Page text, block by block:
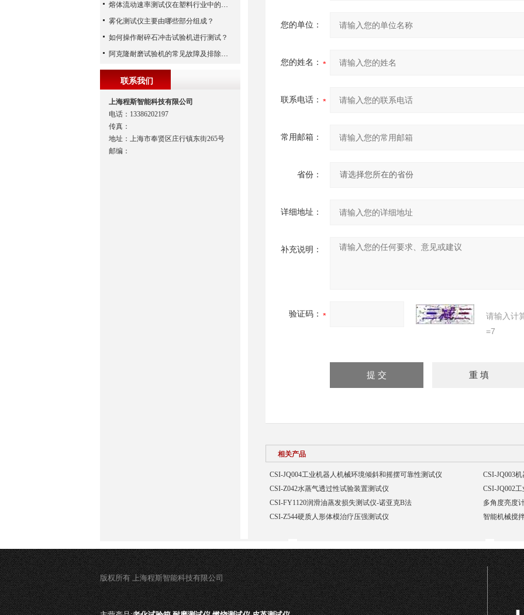
您的单位：
您的姓名：
联系电话：
常用邮箱：
省份：
详细地址：
补充说明：
验证码：
请输入计
=7
相关产品
CSI-JQ004工业机器人机械环境倾斜和摇摆可靠性测试仪
CSI-JQ003
CSI-Z042水蒸气透过性试验装置测试仪
CSI-JQ002
CSI-FY1120润滑油蒸发损失测试仪-诺亚克B法
多角度亮度
CSI-Z544硬质人形体模治疗压强测试仪
智能机械搅
熔体流动速率测试仪在塑料行业中的应用
雾化测试仪主要由哪些部分组成？
如何操作耐碎石冲击试验机进行测试？
阿克隆耐磨试验机的常见故障及排除方法
联系我们
上海程斯智能科技有限公司
电话：13386202197
传真：
地址：上海市奉贤区庄行镇东街265号
邮编：
版权所有 上海程斯智能科技有限公司